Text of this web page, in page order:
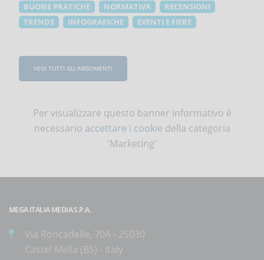
BUONE PRATICHE
NORMATIVA
RECENSIONI
TRENDS
INFOGRAFICHE EVENTI E FIERE
VEDI TUTTI GLI ARGOMENTI
Per visualizzare questo banner informativo è
necessario accettare i cookie della categoria
'Marketing'
MEGA ITALIA MEDIA S.P.A.
Via Roncadelle, 70A - 25030
Castel Mella (BS) - Italy